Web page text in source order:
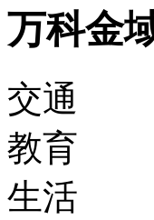
万科金
交通
教育
生活